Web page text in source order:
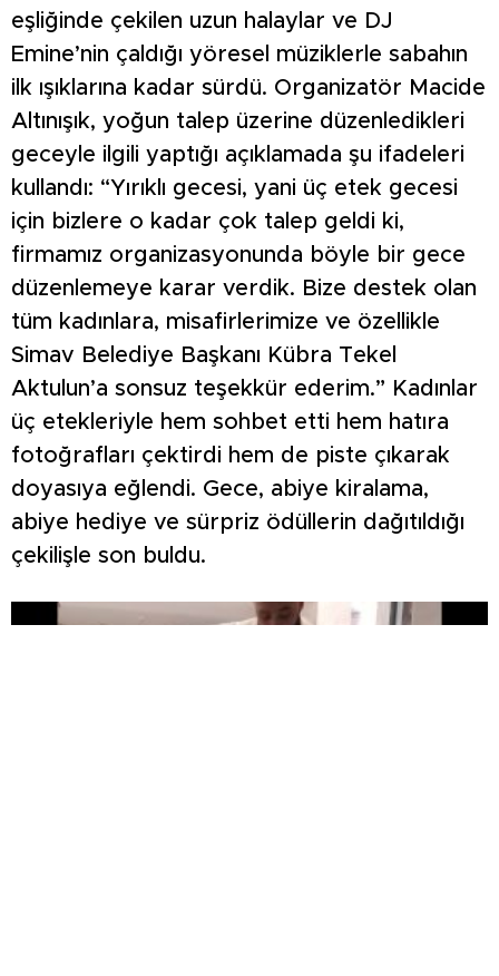
eşliğinde çekilen uzun halaylar ve DJ
Emine’nin çaldığı yöresel müziklerle sabahın
ilk ışıklarına kadar sürdü. Organizatör Macide
Altınışık, yoğun talep üzerine düzenledikleri
geceyle ilgili yaptığı açıklamada şu ifadeleri
kullandı: “Yırıklı gecesi, yani üç etek gecesi
için bizlere o kadar çok talep geldi ki,
firmamız organizasyonunda böyle bir gece
düzenlemeye karar verdik. Bize destek olan
tüm kadınlara, misafirlerimize ve özellikle
Simav Belediye Başkanı Kübra Tekel
Aktulun’a sonsuz teşekkür ederim.” Kadınlar
üç etekleriyle hem sohbet etti hem hatıra
fotoğrafları çektirdi hem de piste çıkarak
doyasıya eğlendi. Gece, abiye kiralama,
abiye hediye ve sürpriz ödüllerin dağıtıldığı
çekilişle son buldu.